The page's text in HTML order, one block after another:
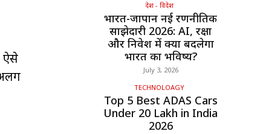
ऐसे
देश - विदेश
भारत-जापान नई रणनीतिक
साझेदारी 2026: AI, रक्षा
और निवेश में क्या बदलेगा
भारत का भविष्य?
July 3, 2026
TECHNOLOAGY
Top 5 Best ADAS Cars
Under ₹20 Lakh in India
2026